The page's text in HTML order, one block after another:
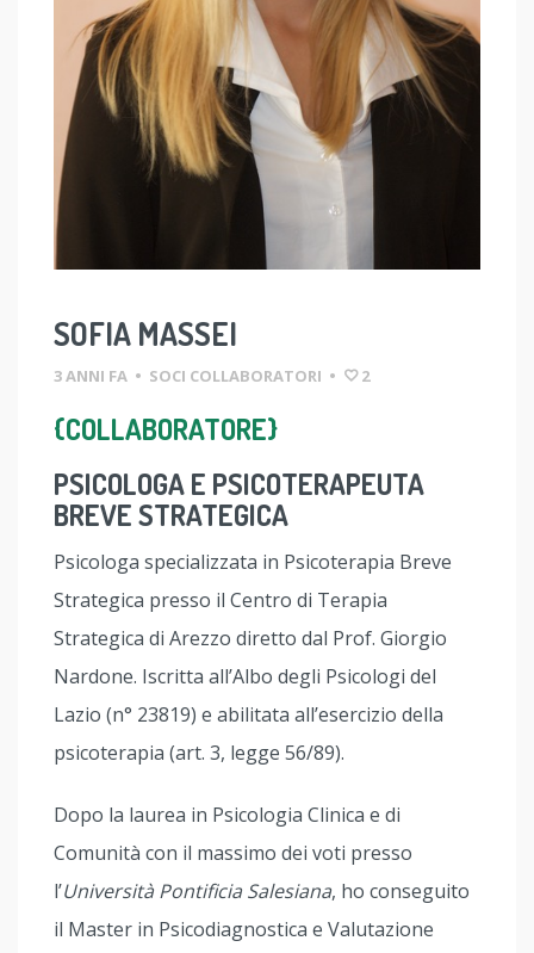
SOFIA MASSEI
3 ANNI FA • SOCI COLLABORATORI • 2
{COLLABORATORE}
PSICOLOGA E PSICOTERAPEUTA
BREVE STRATEGICA
Psicologa specializzata in Psicoterapia Breve
Strategica presso il Centro di Terapia
Strategica di Arezzo diretto dal Prof. Giorgio
Nardone. Iscritta all’Albo degli Psicologi del
Lazio (n° 23819) e abilitata all’esercizio della
psicoterapia (art. 3, legge 56/89).
Dopo la laurea in Psicologia Clinica e di
Comunità con il massimo dei voti presso
l’Università Pontificia Salesiana, ho conseguito
il Master in Psicodiagnostica e Valutazione